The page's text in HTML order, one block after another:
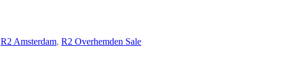
R2 Amsterdam, R2 Overhemden Sale